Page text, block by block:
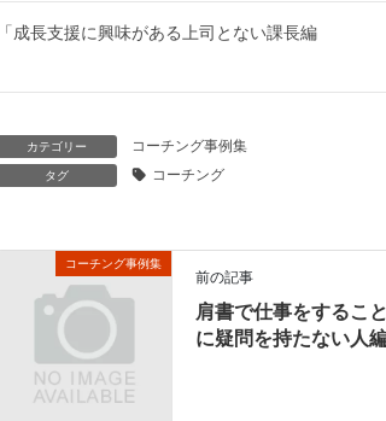
「成長支援に興味がある上司とない課長編
カテゴリー コーチング事例集
タグ コーチング
コーチング事例集
前の記事
肩書で仕事をすること
に疑問を持たない人